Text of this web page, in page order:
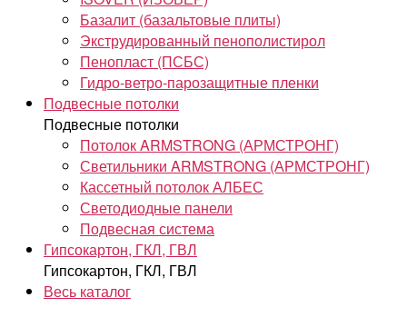
Базалит (базальтовые плиты)
Экструдированный пенополистирол
Пенопласт (ПСБС)
Гидро-ветро-парозащитные пленки
Подвесные потолки
Подвесные потолки
Потолок ARMSTRONG (АРМСТРОНГ)
Светильники ARMSTRONG (АРМСТРОНГ)
Кассетный потолок АЛБЕС
Светодиодные панели
Подвесная система
Гипсокартон, ГКЛ, ГВЛ
Гипсокартон, ГКЛ, ГВЛ
Весь каталог